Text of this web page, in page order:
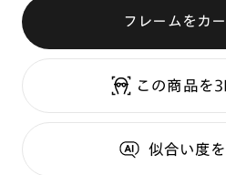
フレームをカ
この商品を
似合い度